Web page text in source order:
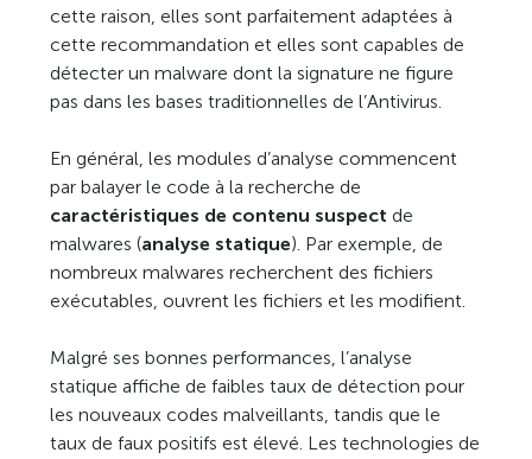
cette raison, elles sont parfaitement adaptées à
cette recommandation et elles sont capables de
détecter un malware dont la signature ne figure
pas dans les bases traditionnelles de l’Antivirus.
En général, les modules d’analyse commencent
par balayer le code à la recherche de
caractéristiques de contenu suspect de
malwares (analyse statique). Par exemple, de
nombreux malwares recherchent des fichiers
exécutables, ouvrent les fichiers et les modifient.
Malgré ses bonnes performances, l’analyse
statique affiche de faibles taux de détection pour
les nouveaux codes malveillants, tandis que le
taux de faux positifs est élevé. Les technologies de